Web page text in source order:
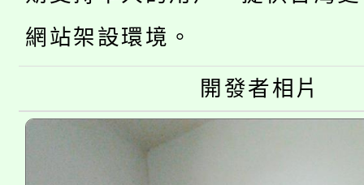
程，歡迎學生輔導中心
心理、諮商輔導、社會
系所師生報名參加。
縣市「校園短影音徵選
門員」簡章及活動海報
踴躍報名參加。
桃園市115學年度學生
要點
「桃園市補助參觀特色
展演活動實施計畫」
115年度「教育部表揚
義教育推展貢獻獎」
網站架設環境。
開發者相片